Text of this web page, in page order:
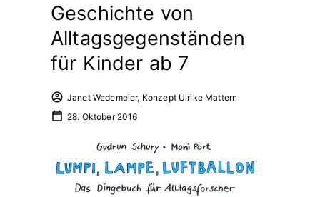
Geschichte von
Alltagsgegenständen
für Kinder ab 7
Janet Wedemeier, Konzept Ulrike Mattern
28. Oktober 2016